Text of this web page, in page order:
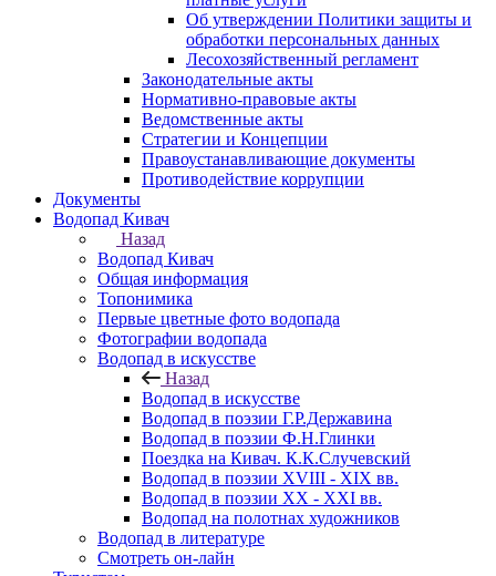
Об утверждении Политики защиты и
обработки персональных данных
Лесохозяйственный регламент
Законодательные акты
Нормативно-правовые акты
Ведомственные акты
Стратегии и Концепции
Правоустанавливающие документы
Противодействие коррупции
Документы
Водопад Кивач
Назад
Водопад Кивач
Общая информация
Топонимика
Первые цветные фото водопада
Фотографии водопада
Водопад в искусстве
Назад
Водопад в искусстве
Водопад в поэзии Г.Р.Державина
Водопад в поэзии Ф.Н.Глинки
Поездка на Кивач. К.К.Случевский
Водопад в поэзии XVIII - XIX вв.
Водопад в поэзии XX - XXI вв.
Водопад на полотнах художников
Водопад в литературе
Смотреть он-лайн